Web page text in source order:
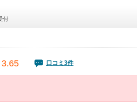
付
3.65 口コミ3件